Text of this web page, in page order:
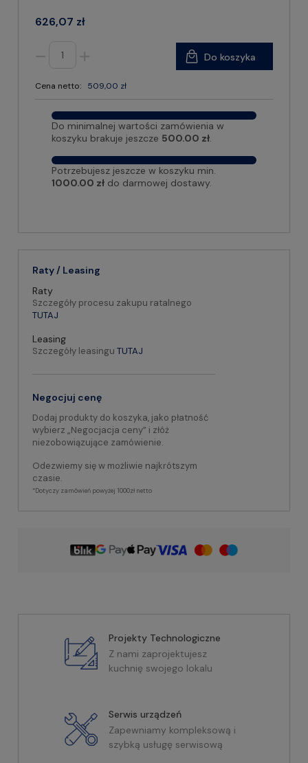
626,07 zł
Cena netto: 509,00 zł
Do koszyka
Do minimalnej wartości zamówienia w
koszyku brakuje jeszcze 500.00 zł.
Potrzebujesz jeszcze w koszyku min.
1000.00 zł do darmowej dostawy.
Raty / Leasing
Raty
Szczegóły procesu zakupu ratalnego
TUTAJ
Leasing
Szczegóły leasingu TUTAJ
Negocjuj cenę
Dodaj produkty do koszyka, jako płatność
wybierz „Negocjacja ceny” i złóż
niezobowiązujące zamówienie.
Odezwiemy się w możliwie najkrótszym
czasie.
*Dotyczy zamówień powyżej 1000zł netto
Projekty Technologiczne
Z nami zaprojektujesz
kuchnię swojego lokalu
Serwis urządzeń
Zapewniamy kompleksową i
szybką usługę serwisową